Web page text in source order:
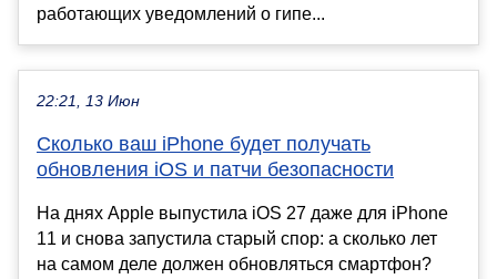
работающих уведомлений о гипе...
22:21, 13 Июн
Сколько ваш iPhone будет получать
обновления iOS и патчи безопасности
На днях Apple выпустила iOS 27 даже для iPhone
11 и снова запустила старый спор: а сколько лет
на самом деле должен обновляться смартфон?